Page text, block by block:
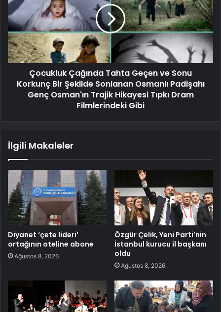
Çocukluk Çağında Tahta Geçen ve Sonu
Korkunç Bir Şekilde Sonlanan Osmanlı Padişahı
Genç Osman'ın Trajik Hikayesi Tıpkı Dram
Filmlerindeki Gibi
İlgili Makaleler
Diyanet ‘çete lideri’
ortağının oteline abone
Ağustos 8, 2026
Özgür Çelik, Yeni Parti’nin
İstanbul kurucu il başkanı
oldu
Ağustos 8, 2026